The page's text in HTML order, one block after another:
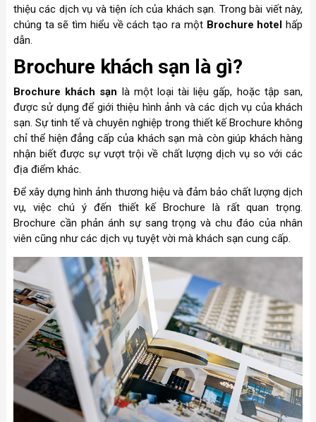
thiệu các dịch vụ và tiện ích của khách sạn. Trong bài viết này,
chúng ta sẽ tìm hiểu về cách tạo ra một Brochure hotel hấp
dẫn.
Brochure khách sạn là gì?
Brochure khách sạn là một loại tài liệu gấp, hoặc tập san,
được sử dụng để giới thiệu hình ảnh và các dịch vụ của khách
sạn. Sự tinh tế và chuyên nghiệp trong thiết kế Brochure không
chỉ thể hiện đẳng cấp của khách sạn mà còn giúp khách hàng
nhận biết được sự vượt trội về chất lượng dịch vụ so với các
địa điểm khác.
Để xây dựng hình ảnh thương hiệu và đảm bảo chất lượng dịch
vụ, việc chú ý đến thiết kế Brochure là rất quan trọng.
Brochure cần phản ánh sự sang trọng và chu đáo của nhân
viên cũng như các dịch vụ tuyệt vời mà khách sạn cung cấp.